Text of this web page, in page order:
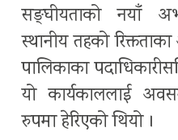
सङ्घीयताको नयाँ
स्थानीय तहको
पालिकाका
यो कार्यकाललाई
रुपमा हेरिएको थियो ।